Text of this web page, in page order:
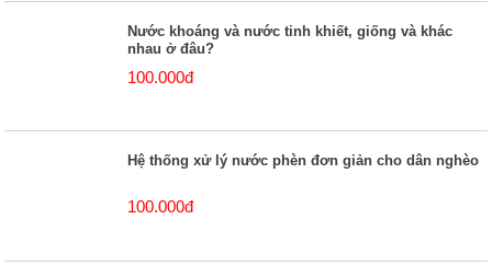
Nước khoáng và nước tinh khiết, giống và khác
nhau ở đâu?
100.000đ
Hệ thống xử lý nước phèn đơn giản cho dân nghèo
100.000đ